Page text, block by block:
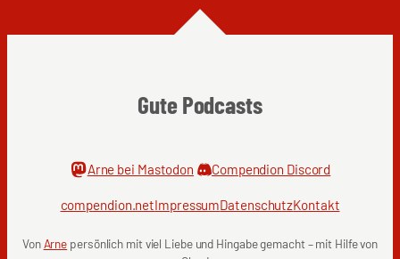
Gute Podcasts
Arne bei Mastodon Compendion Discord
compendion.netImpressumDatenschutzKontakt
VonArne persönlich mit viel Liebe und Hingabe gemacht – mit Hilfe von